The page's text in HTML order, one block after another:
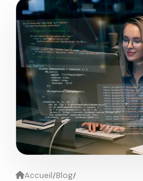
Accueil/Blog/